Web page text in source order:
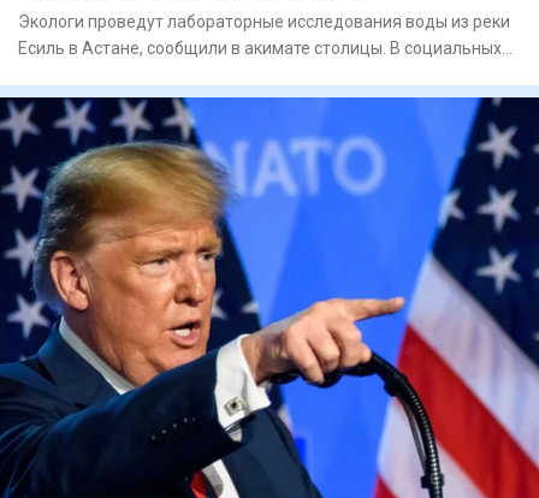
Экологи проведут лабораторные исследования воды из реки
Есиль в Астане, сообщили в акимате столицы. В социальных